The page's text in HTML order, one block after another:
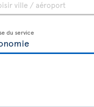
du service